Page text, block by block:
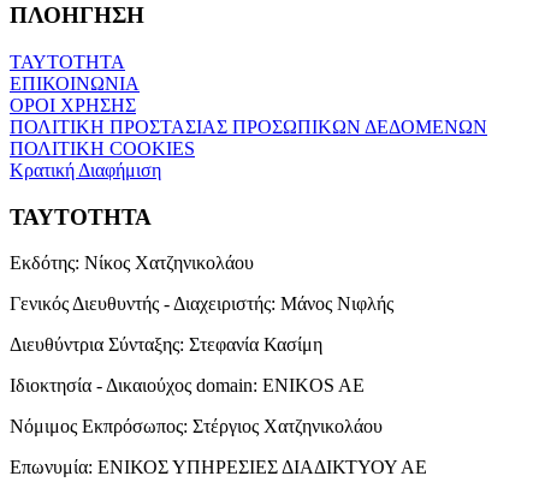
ΠΛΟΗΓΗΣΗ
ΤΑΥΤΟΤΗΤΑ
ΕΠΙΚΟΙΝΩΝΙΑ
ΟΡΟΙ ΧΡΗΣΗΣ
ΠΟΛΙΤΙΚΗ ΠΡΟΣΤΑΣΙΑΣ ΠΡΟΣΩΠΙΚΩΝ ΔΕΔΟΜΕΝΩΝ
ΠΟΛΙΤΙΚΗ COOKIES
Κρατική Διαφήμιση
ΤΑΥΤΟΤΗΤΑ
Εκδότης: Νίκος Χατζηνικολάου
Γενικός Διευθυντής - Διαχειριστής: Μάνος Νιφλής
Διευθύντρια Σύνταξης: Στεφανία Κασίμη
Ιδιοκτησία - Δικαιούχος domain: ENIKOS AE
Νόμιμος Εκπρόσωπος: Στέργιος Χατζηνικολάου
Επωνυμία: ΕΝΙΚΟΣ ΥΠΗΡΕΣΙΕΣ ΔΙΑΔΙΚΤΥΟΥ ΑΕ